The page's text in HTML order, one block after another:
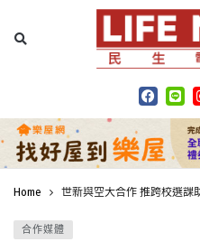
Home 世新與空大合作 推跨校選課
合作媒體